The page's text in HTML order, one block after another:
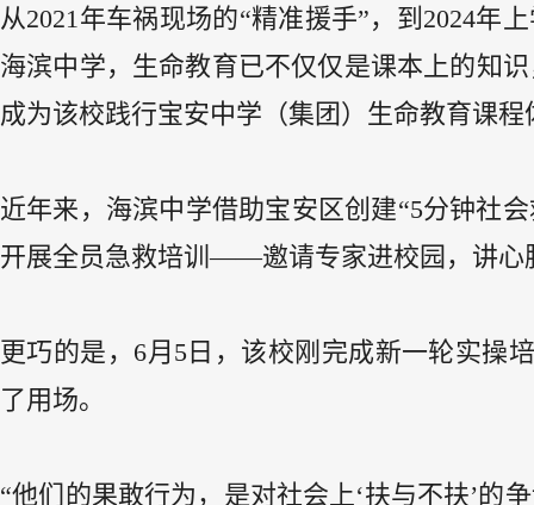
从2021年车祸现场的“精准援手”，到2024年
海滨中学，生命教育已不仅仅是课本上的知
成为该校践行宝安中学（集团）生命教育课
近年来，海滨中学借助宝安区创建“5分钟社
开展全员急救培训——邀请专家进校园，讲心
更巧的是，6月5日，该校刚完成新一轮实操
了用场。
“他们的果敢行为，是对社会上‘扶与不扶’的